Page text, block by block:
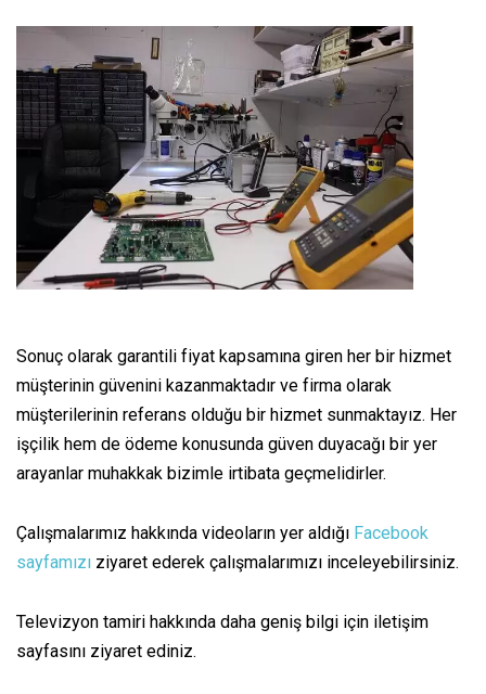
Sonuç olarak garantili fiyat kapsamına giren her bir hizmet
müşterinin güvenini kazanmaktadır ve firma olarak
müşterilerinin referans olduğu bir hizmet sunmaktayız. Her
işçilik hem de ödeme konusunda güven duyacağı bir yer
arayanlar muhakkak bizimle irtibata geçmelidirler.
Çalışmalarımız hakkında videoların yer aldığı Facebook
sayfamızı ziyaret ederek çalışmalarımızı inceleyebilirsiniz.
Televizyon tamiri hakkında daha geniş bilgi için iletişim
sayfasını ziyaret ediniz.